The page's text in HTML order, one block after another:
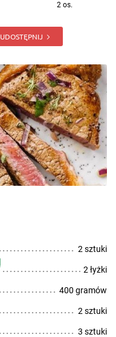
2 os.
UDOSTĘPNIJ
2 sztuki
2 łyżki
400 gramów
2 sztuki
3 sztuki